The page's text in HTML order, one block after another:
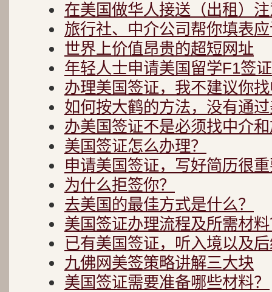
在美国做华人接送（出租）
旅行社、中介公司帮你填表
世界上价值昂贵的超短网址
年轻人士申请美国留学F1签
办理美国签证，我不建议你
如何按大鹤的方法，没有通
办美国签证不是必须找中介
美国签证怎么办理？
申请美国签证，写好简历很
为什么拒签你？
去美国的最佳方式是什么？
美国签证办理流程及所需材
已有美国签证，听入境以及
九佛网美签策略讲解三大块
美国签证需要准备哪些材料？